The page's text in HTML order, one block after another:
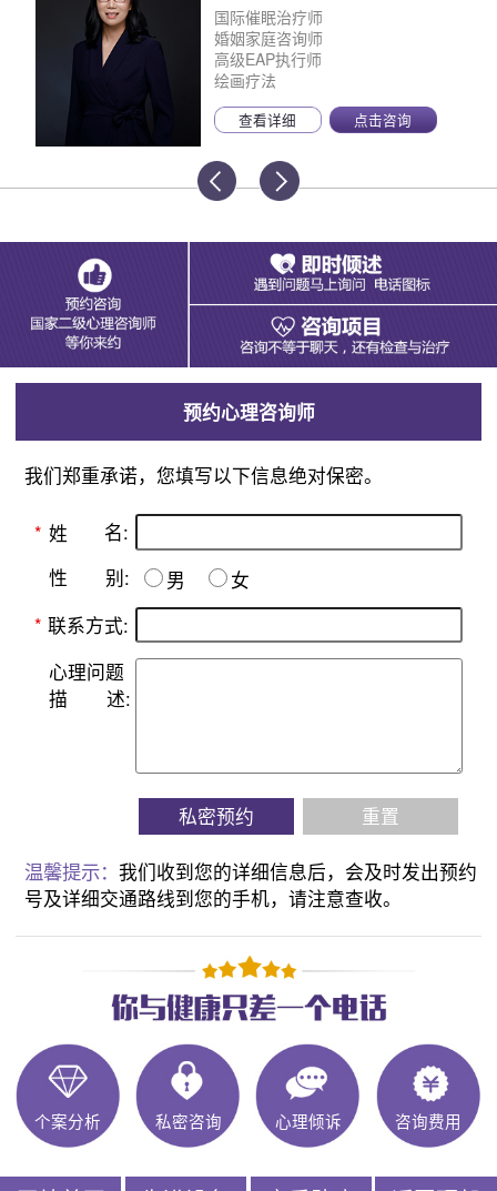
国际催眠治疗师
婚姻家庭咨询师
高级EAP执行师
绘画疗法
查看详细 点击咨询
预约心理咨询师
我们郑重承诺，您填写以下信息绝对保密。
* 姓 名:
性 别: 男
女
* 联系方式:
心理问题
描
述:
私密预约 重置
温馨提示：我们收到您的详细信息后，会及时发出预约
号及详细交通路线到您的手机，请注意查收。
个案分析 私密咨询 心理倾诉 咨询费用